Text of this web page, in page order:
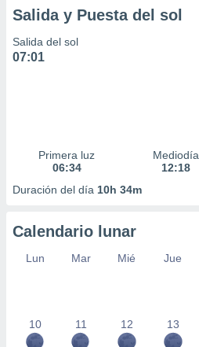
Salida y Puesta del sol
Salida del sol
07:01
Primera luz
06:34
Mediodía
12:18
Duración del día 10h 34m
Calendario lunar
Lun Mar Mié Jue
10 11 12 13